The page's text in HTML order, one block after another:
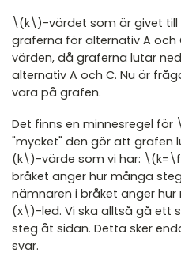
\(k\)-värdet som är givet till
graferna för alternativ A
värden, då graferna lutar
alternativ A och C. Nu är
vara på grafen.
Det finns en minnesregel
"mycket" den gör att grafen
(k\)-värde som vi har:
bråket anger hur många
nämnaren i bråket anger
(x\)-led. Vi ska alltså gå ett
steg åt sidan. Detta sker
svar.